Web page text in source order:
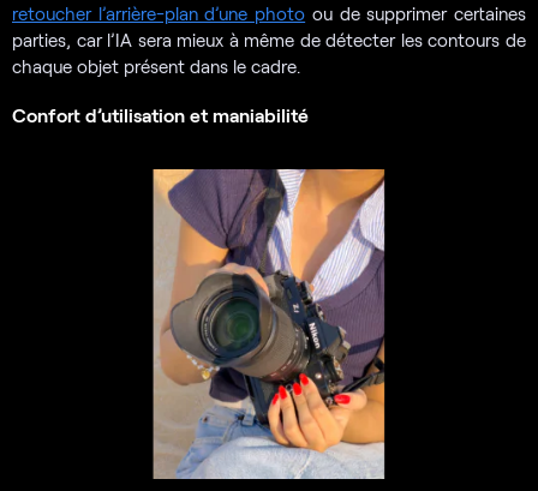
retoucher l’arrière-plan d’une photo ou de supprimer certaines
parties, car l’IA sera mieux à même de détecter les contours de
chaque objet présent dans le cadre.
Confort d’utilisation et maniabilité